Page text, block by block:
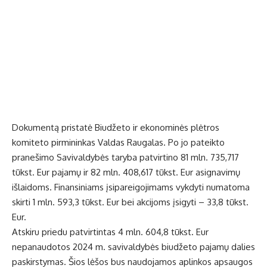
Dokumentą pristatė Biudžeto ir ekonominės plėtros
komiteto pirmininkas Valdas Raugalas. Po jo pateikto
pranešimo Savivaldybės taryba patvirtino 81 mln. 735,717
tūkst. Eur pajamų ir 82 mln. 408,617 tūkst. Eur asignavimų
išlaidoms. Finansiniams įsipareigojimams vykdyti numatoma
skirti 1 mln. 593,3 tūkst. Eur bei akcijoms įsigyti – 33,8 tūkst.
Eur.
Atskiru priedu patvirtintas 4 mln. 604,8 tūkst. Eur
nepanaudotos 2024 m. savivaldybės biudžeto pajamų dalies
paskirstymas. Šios lėšos bus naudojamos aplinkos apsaugos